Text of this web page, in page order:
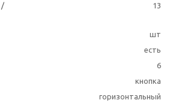
/
13
шт
есть
6
кнопка
горизонтальный